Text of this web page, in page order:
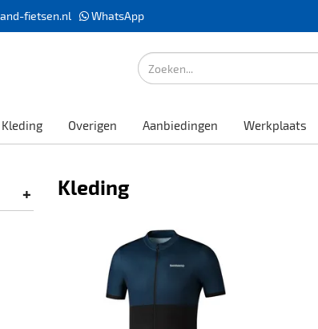
fietsen.nl WhatsApp
Kleding Overigen Aanbiedingen Werkplaats
+ Kleding